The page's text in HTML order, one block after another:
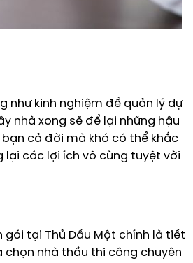
như kinh nghiệm để quản lý dự
nhà xong sẽ để lại những hậu
cả đời mà khó có thể khắc
lại các lợi ích vô cùng tuyệt vời
tại Thủ Dầu Một chính là tiết
chọn nhà thầu thi công chuyên